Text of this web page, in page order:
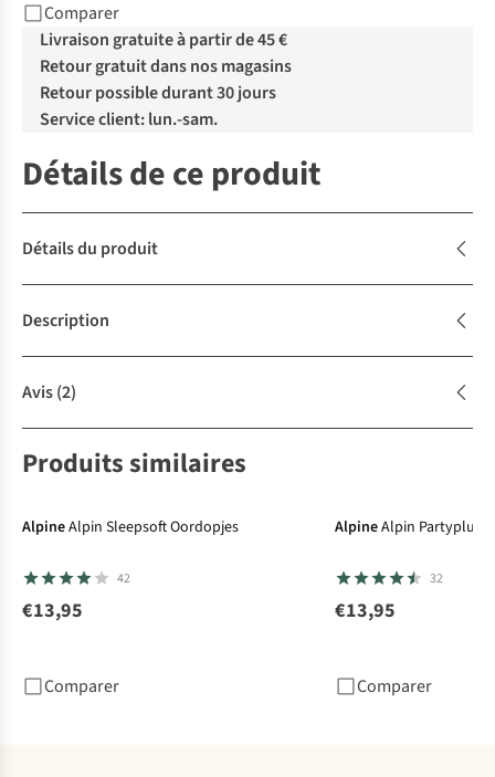
Comparer
Livraison gratuite à partir de 45 €
Retour gratuit dans nos magasins
Retour possible durant 30 jours
Service client: lun.-sam.
Détails de ce produit
Détails du produit
Description
Avis(2)
Produits similaires
AlpineAlpin Sleepsoft Oordopjes
42
€13,95
Comparer
AlpineAlpin Partyplug
32
€13,95
Comparer